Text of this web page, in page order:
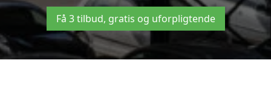
Få 3 tilbud, gratis og uforpligtende